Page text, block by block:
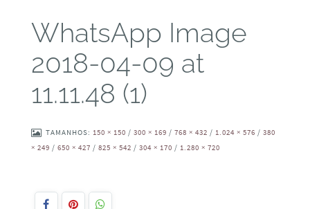
WhatsApp Image
2018-04-09 at
11.11.48 (1)
TAMANHOS: 150 × 150 / 300 × 169 / 768 × 432 / 1.024 × 576 / 380
× 249 / 650 × 427 / 825 × 542 / 304 × 170 / 1.280 × 720